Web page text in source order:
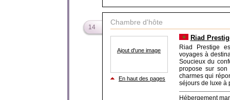
14
Chambre d'hôte
Ajout d'une image
En haut des pages
Riad
Riad Prestige
voyages à
Soucieux du
propose sur
charmes qui
séjours de luxe à
Hébergement